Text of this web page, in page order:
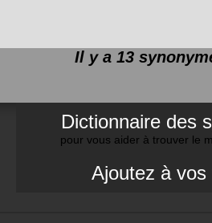
Il y a 13
Dictionnaire des
pour vous aider à trouver le
Ajoutez à vos